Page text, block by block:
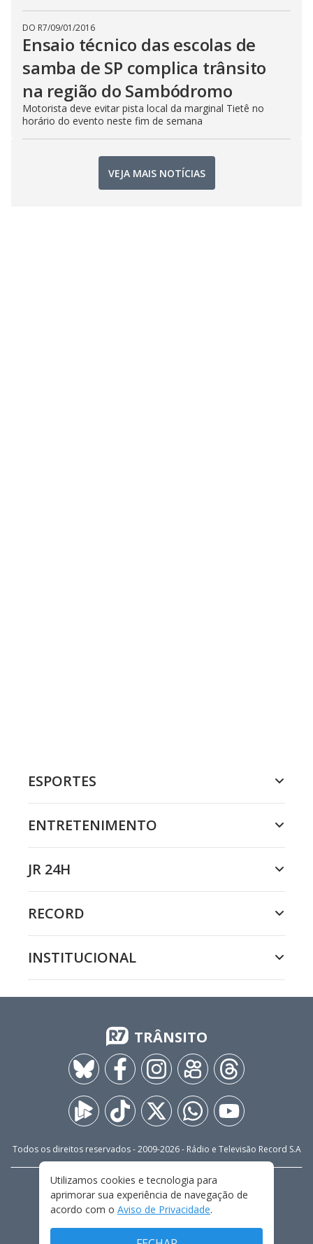
DO R7/09/01/2016
Ensaio técnico das escolas de
samba de SP complica trânsito
na região do Sambódromo
Motorista deve evitar pista local da marginal Tietê no
horário do evento neste fim de semana
VEJA MAIS NOTÍCIAS
ESPORTES
ENTRETENIMENTO
JR 24H
RECORD
INSTITUCIONAL
TRÂNSITO
Todos os direitos reservados - 2009-2026- Rádio e Televisão Record S.A
FALE CONOSCO
PRIVACIDADE
TERMOS E CONDIÇÕES DE USO
Utilizamos cookies e tecnologia para
aprimorar sua experiência de navegação de
acordo com o Aviso de Privacidade.